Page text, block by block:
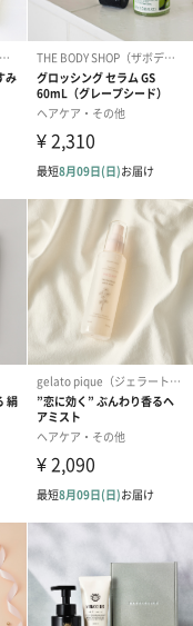
相手のご住所に直接お
手に直接手渡しする場
（チュ
円）
ダンボール装
イトピンク×
ト）（580円）